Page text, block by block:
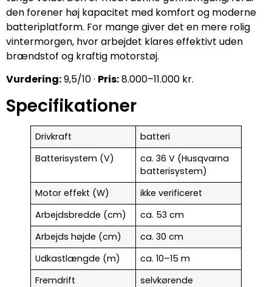
den forener høj kapacitet med komfort og moderne
batteriplatform. For mange giver det en mere rolig
vintermorgen, hvor arbejdet klares effektivt uden
brændstof og kraftig motorstøj.
Vurdering:9,5/10 · Pris:8.000–11.000 kr.
Specifikationer
Drivkraft
batteri
Batterisystem (V)
ca. 36 V (Husqvarna
batterisystem)
Motor effekt (W)
ikke verificeret
Arbejdsbredde (cm)
ca. 53 cm
Arbejds højde (cm)
ca. 30 cm
Udkastlængde (m)
ca. 10–15 m
Fremdrift
selvkørende